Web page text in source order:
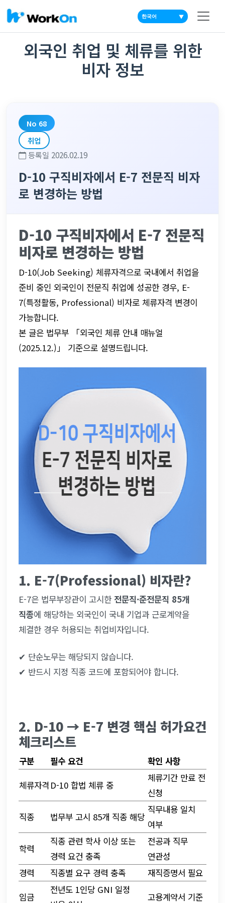
▼
외국인 취업 및 체류를 위한
비자 정보
No 68
취업
등록일 2026.02.19
D-10 구직비자에서 E-7 전문직 비자
로 변경하는 방법
D-10 구직비자에서 E-7 전문직
비자로 변경하는 방법
D-10(Job Seeking) 체류자격으로 국내에서 취업을
준비 중인 외국인이 전문직 취업에 성공한 경우, E-
7(특정활동, Professional) 비자로 체류자격 변경이
가능합니다.
본 글은 법무부 「외국인 체류 안내 매뉴얼
(2025.12.)」 기준으로 설명드립니다.
1. E-7(Professional) 비자란?
E-7은 법무부장관이 고시한 전문직·준전문직 85개
직종에 해당하는 외국인이 국내 기업과 근로계약을
체결한 경우 허용되는 취업비자입니다.
✔ 단순노무는 해당되지 않습니다.
✔ 반드시 지정 직종 코드에 포함되어야 합니다.
2. D-10 → E-7 변경 핵심 허가요건
체크리스트
구분 필수 요건
확인 사항
체류자격 D-10 합법 체류 중
체류기간 만료 전
신청
직종
법무부 고시 85개 직종 해당
직무내용 일치
여부
학력
직종 관련 학사 이상 또는
경력 요건 충족
전공과 직무
연관성
경력
직종별 요구 경력 충족
재직증명서 필요
임금
전년도 1인당 GNI 일정
고용계약서 기준